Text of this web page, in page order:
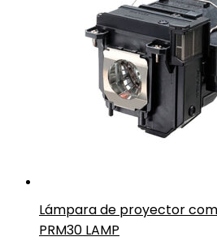
Lámpara de proyector
PRM30 LAMP